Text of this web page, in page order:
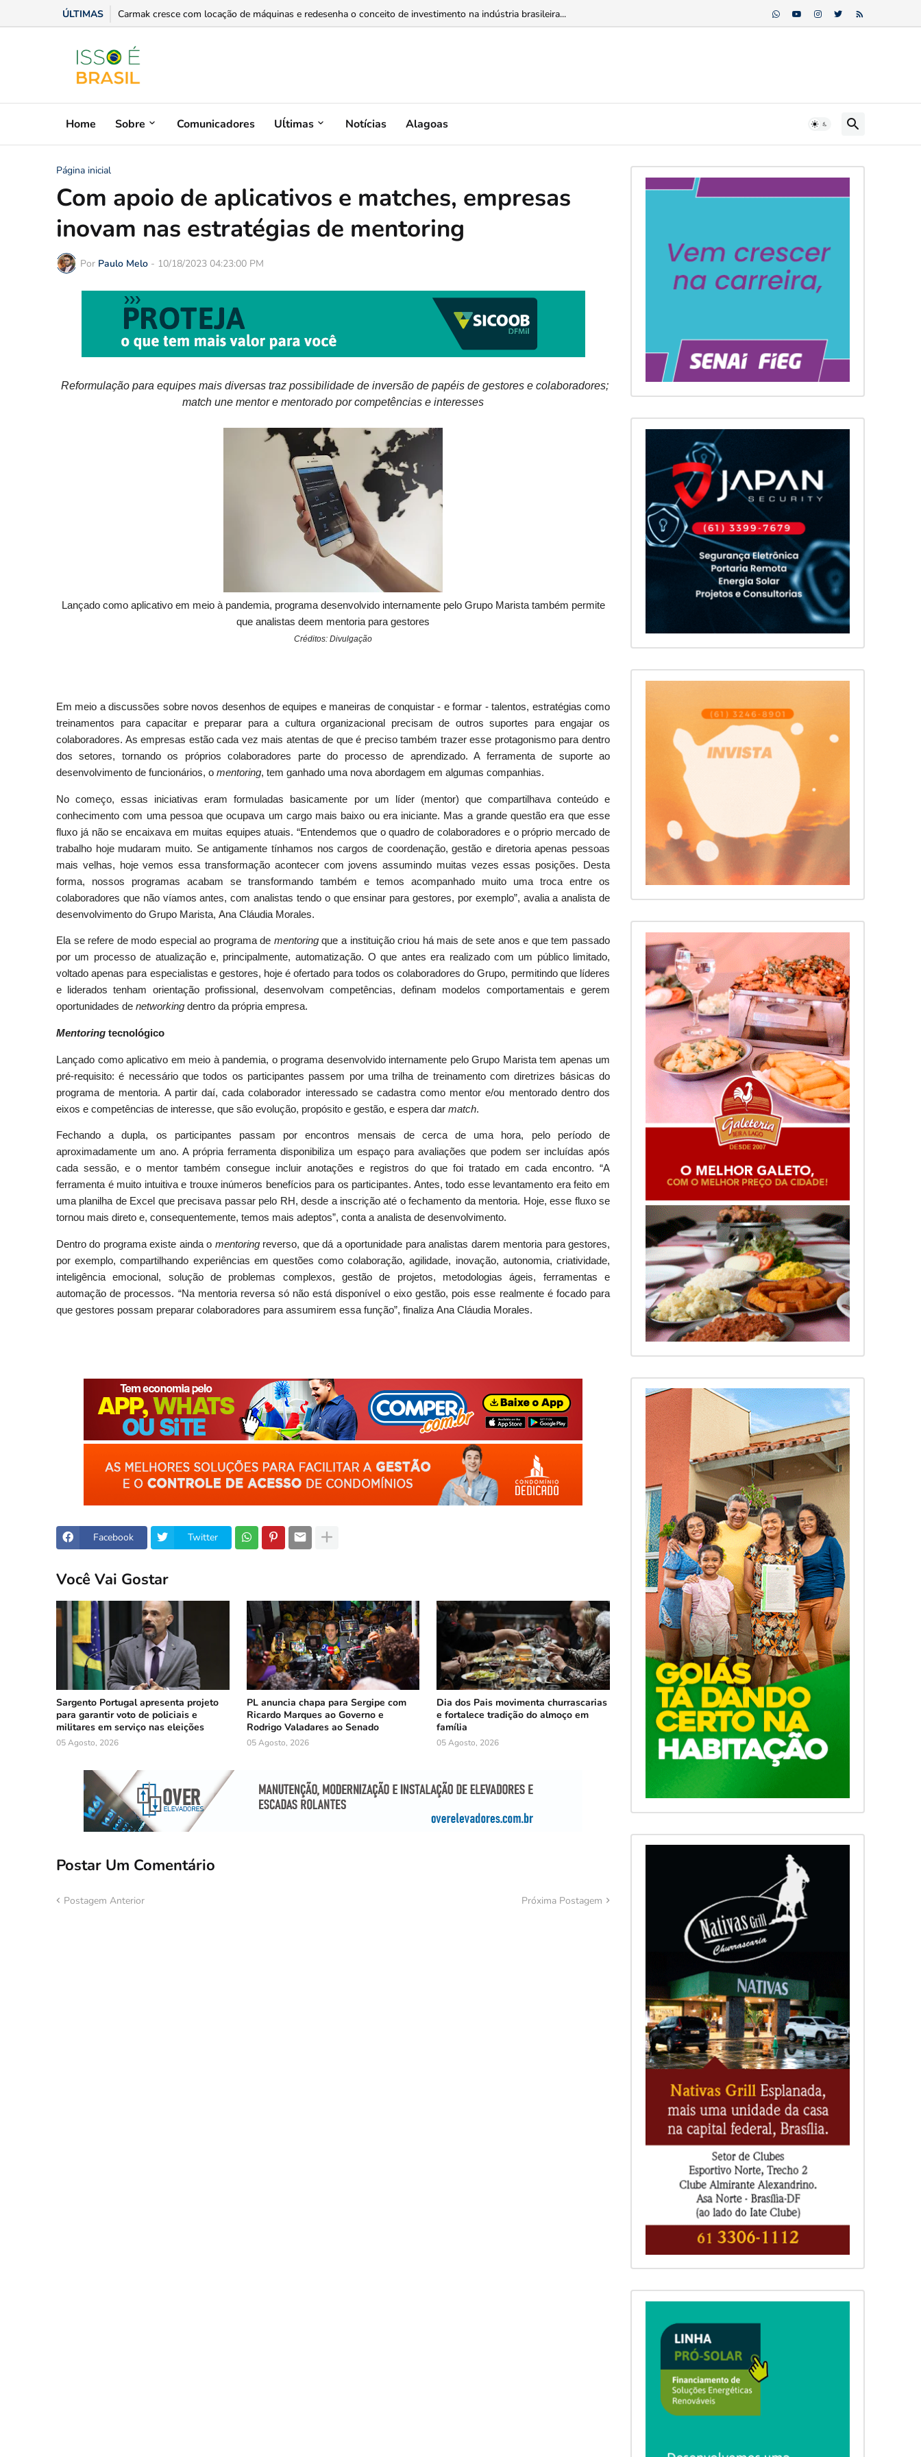
ÚLTIMAS Carmak cresce com locação de máquinas e redesenha o conceito de investimento na indústria brasileira...
Home Sobre Comunicadores Uĺtimas Notícias Alagoas
Página inicial
Com apoio de aplicativos e matches, empresas
inovam nas estratégias de mentoring
Por Paulo Melo - 10/18/2023 04:23:00 PM
Reformulação para equipes mais diversas traz possibilidade de inversão de papéis de gestores e colaboradores;
match une mentore mentorado por competências e interesses
Lançado como aplicativo em meio à pandemia, programa desenvolvido internamente pelo Grupo Marista também permite
que analistas deem mentoria para gestores
Créditos: Divulgação
Em meio a discussões sobre novos desenhos de equipes e maneiras de conquistar - e formar - talentos, estratégias como
treinamentos para capacitar e preparar para a cultura organizacional precisam de outros suportes para engajar os
colaboradores. As empresas estão cada vez mais atentas de que é preciso também trazer esse protagonismo para dentro
dos setores, tornando os próprios colaboradores parte do processo de aprendizado. A ferramenta de suporte ao
desenvolvimento de funcionários, o mentoring, tem ganhado uma nova abordagem em algumas companhias.
No começo, essas iniciativas eram formuladas basicamente por um líder (mentor) que compartilhava conteúdo e
conhecimento com uma pessoa que ocupava um cargo mais baixo ou era iniciante. Mas a grande questão era que esse
fluxo já não se encaixava em muitas equipes atuais. “Entendemos que o quadro de colaboradores e o próprio mercado de
trabalho hoje mudaram muito. Se antigamente tínhamos nos cargos de coordenação, gestão e diretoria apenas pessoas
mais velhas, hoje vemos essa transformação acontecer com jovens assumindo muitas vezes essas posições. Desta
forma, nossos programas acabam se transformando também e temos acompanhado muito uma troca entre os
colaboradores que não víamos antes, com analistas tendo o que ensinar para gestores, por exemplo”, avalia a analista de
desenvolvimento do Grupo Marista, Ana Cláudia Morales.
Ela se refere de modo especial ao programa de mentoring que a instituição criou há mais de sete anos e que tem passado
por um processo de atualização e, principalmente, automatização. O que antes era realizado com um público limitado,
voltado apenas para especialistas e gestores, hoje é ofertado para todos os colaboradores do Grupo, permitindo que líderes
e liderados tenham orientação profissional, desenvolvam competências, definam modelos comportamentais e gerem
oportunidades de networking dentro da própria empresa.
Mentoring tecnológico
Lançado como aplicativo em meio à pandemia, o programa desenvolvido internamente pelo Grupo Marista tem apenas um
pré-requisito: é necessário que todos os participantes passem por uma trilha de treinamento com diretrizes básicas do
programa de mentoria. A partir daí, cada colaborador interessado se cadastra como mentor e/ou mentorado dentro dos
eixos e competências de interesse, que são evolução, propósito e gestão, e espera dar match.
Fechando a dupla, os participantes passam por encontros mensais de cerca de uma hora, pelo período de
aproximadamente um ano. A própria ferramenta disponibiliza um espaço para avaliações que podem ser incluídas após
cada sessão, e o mentor também consegue incluir anotações e registros do que foi tratado em cada encontro. “A
ferramenta é muito intuitiva e trouxe inúmeros benefícios para os participantes. Antes, todo esse levantamento era feito em
uma planilha de Excel que precisava passar pelo RH, desde a inscrição até o fechamento da mentoria. Hoje, esse fluxo se
tornou mais direto e, consequentemente, temos mais adeptos”, conta a analista de desenvolvimento.
Dentro do programa existe ainda o mentoring reverso, que dá a oportunidade para analistas darem mentoria para gestores,
por exemplo, compartilhando experiências em questões como colaboração, agilidade, inovação, autonomia, criatividade,
inteligência emocional, solução de problemas complexos, gestão de projetos, metodologias ágeis, ferramentas e
automação de processos. “Na mentoria reversa só não está disponível o eixo gestão, pois esse realmente é focado para
que gestores possam preparar colaboradores para assumirem essa função”, finaliza Ana Cláudia Morales.
Facebook Twitter
Você Vai Gostar
Sargento Portugal apresenta projeto
para garantir voto de policiais e
militares em serviço nas eleições
05 Agosto, 2026
PL anuncia chapa para Sergipe com
Ricardo Marques ao Governo e
Rodrigo Valadares ao Senado
05 Agosto, 2026
Dia dos Pais movimenta churrascarias
e fortalece tradição do almoço em
família
05 Agosto, 2026
Postar Um Comentário
Postagem Anterior Próxima Postagem